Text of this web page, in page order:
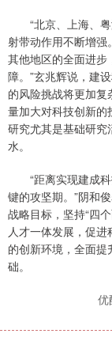
“北京、上海、粤
射带动作用不断增强
其他地区的全面进步
障。”玄兆辉说，建
的风险挑战将更加
量加大对科技创新
研究尤其是基础研
水。
“距离实现建成科
键的攻坚期。”阴和
战略目标，坚持“四
人才一体发展，促
的创新环境，全面
础。
优